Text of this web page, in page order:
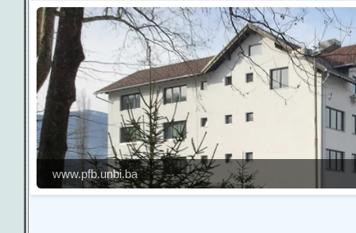
www.pfb.unbi.ba